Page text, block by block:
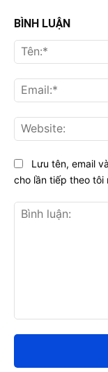
BÌNH LUẬN
luận:
Lưu tên, email
cho lần tiếp theo tôi